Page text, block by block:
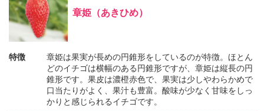
章姫（あきひめ）
特徴
章姫は果実が長めの円錐形をしているのが特徴。ほとん
どのイチゴは横幅のある円錐形ですが、章姫は縦長の円
錐形です。果皮は濃橙赤色で、果実は少しやわらかめで
口当たりがよく、果汁も豊富。酸味が少なく甘味をしっ
かりと感じられるイチゴです。